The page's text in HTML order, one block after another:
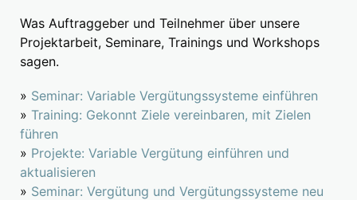
Was Auftraggeber und Teilnehmer über unsere
Projektarbeit, Seminare, Trainings und Workshops
sagen.
» Seminar: Variable Vergütungssysteme einführen
» Training: Gekonnt Ziele vereinbaren, mit Zielen
führen
» Projekte: Variable Vergütung einführen und
aktualisieren
» Seminar: Vergütung und Vergütungssysteme neu